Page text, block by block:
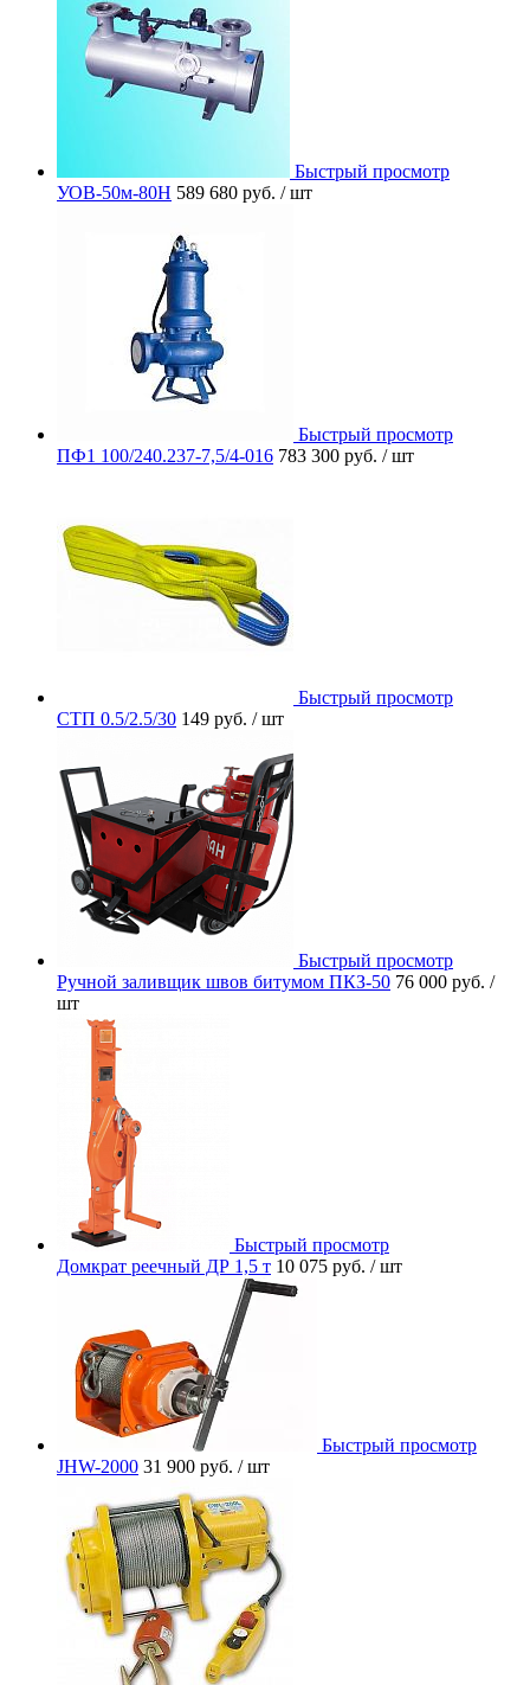
Быстрый просмотр
УОВ-50м-80Н 589 680 руб. / шт
Быстрый просмотр
ПФ1 100/240.237-7,5/4-016 783 300 руб. / шт
Быстрый просмотр
СТП 0.5/2.5/30 149 руб. / шт
Быстрый просмотр
Ручной заливщик швов битумом ПКЗ-50 76 000 руб. /
шт
Быстрый просмотр
Домкрат реечный ДР 1,5 т 10 075 руб. / шт
Быстрый просмотр
JHW-2000 31 900 руб. / шт